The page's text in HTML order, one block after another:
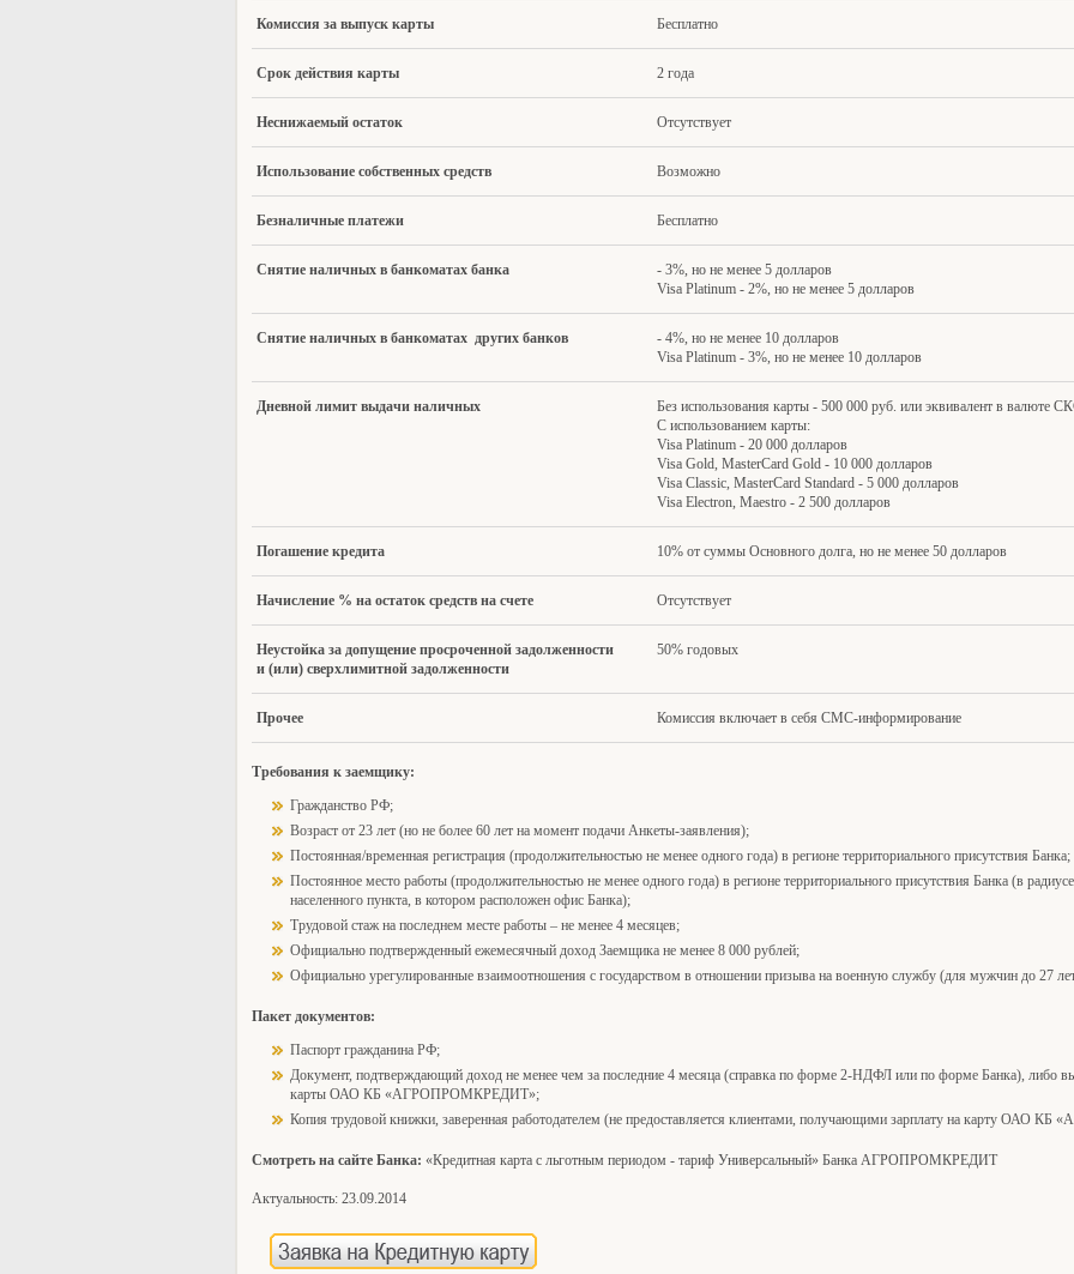
Комиссия за выпуск карты Бесплатно
Срок действия карты 2 года
Неснижаемый остаток Отсутствует
Использование собственных средств Возможно
Безналичные платежи Бесплатно
Снятие наличных в банкоматах банка
- 3%, но не менее 5 долларов
Visa Platinum - 2%, но не менее 5 долларов
Снятие наличных в банкоматах других банков
- 4%, но не менее 10 долларов
Visa Platinum - 3%, но не менее 10 долларов
Дневной лимит выдачи наличных
Без использования карты - 500 000 руб. или эквивалент в валюте
С использованием карты:
Visa Platinum - 20 000 долларов
Visa Gold, MasterCard Gold - 10 000 долларов
Visa Classic, MasterCard Standard - 5 000 долларов
Visa Electron, Maestro - 2 500 долларов
Погашение кредита 10% от суммы Основного долга, но не менее 50 долларов
Начисление % на остаток средств на счете Отсутствует
Неустойка за допущение просроченной задолженности
и (или) сверхлимитной задолженности
50% годовых
Прочее Комиссия включает в себя СМС-информирование
Требования к заемщику:
Гражданство РФ;
Возраст от 23 лет (но не более 60 лет на момент подачи Анкеты-заявления);
Постоянная/временная регистрация (продолжительностью не менее одного года) в регионе территориального присутствия Банка;
Постоянное место работы (продолжительностью не менее одного года) в регионе территориального присутствия Банка (в
населенного пункта, в котором расположен офис Банка);
Трудовой стаж на последнем месте работы – не менее 4 месяцев;
Официально подтвержденный ежемесячный доход Заемщика не менее 8 000 рублей;
Официально урегулированные взаимоотношения с государством в отношении призыва на военную службу (для мужчин до 27
Пакет документов:
Паспорт гражданина РФ;
Документ, подтверждающий доход не менее чем за последние 4 месяца (справка по форме 2-НДФЛ или по форме Банка), либо
карты ОАО КБ «АГРОПРОМКРЕДИТ»;
Копия трудовой книжки, заверенная работодателем (не предоставляется клиентами, получающими зарплату на карту ОАО
Смотреть на сайте Банка: «Кредитная карта с льготным периодом - тариф Универсальный» Банка АГРОПРОМКРЕДИТ
Актуальность: 23.09.2014